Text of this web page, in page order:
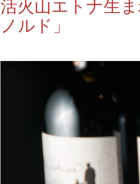
活火山エトナ生
ノルド」